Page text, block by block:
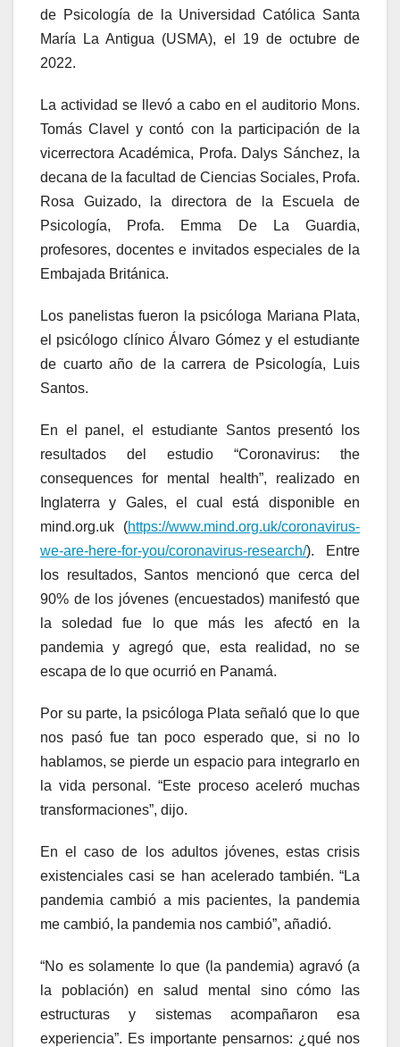
de Psicología de la Universidad Católica Santa
María La Antigua (USMA), el 19 de octubre de
2022.
La actividad se llevó a cabo en el auditorio Mons.
Tomás Clavel y contó con la participación de la
vicerrectora Académica, Profa. Dalys Sánchez, la
decana de la facultad de Ciencias Sociales, Profa.
Rosa Guizado, la directora de la Escuela de
Psicología, Profa. Emma De La Guardia,
profesores, docentes e invitados especiales de la
Embajada Británica.
Los panelistas fueron la psicóloga Mariana Plata,
el psicólogo clínico Álvaro Gómez y el estudiante
de cuarto año de la carrera de Psicología, Luis
Santos.
En el panel, el estudiante Santos presentó los
resultados del estudio “Coronavirus: the
consequences for mental health”, realizado en
Inglaterra y Gales, el cual está disponible en
mind.org.uk (https://www.mind.org.uk/coronavirus-
we-are-here-for-you/coronavirus-research/). Entre
los resultados, Santos mencionó que cerca del
90% de los jóvenes (encuestados) manifestó que
la soledad fue lo que más les afectó en la
pandemia y agregó que, esta realidad, no se
escapa de lo que ocurrió en Panamá.
Por su parte, la psicóloga Plata señaló que lo que
nos pasó fue tan poco esperado que, si no lo
hablamos, se pierde un espacio para integrarlo en
la vida personal. “Este proceso aceleró muchas
transformaciones”, dijo.
En el caso de los adultos jóvenes, estas crisis
existenciales casi se han acelerado también. “La
pandemia cambió a mis pacientes, la pandemia
me cambió, la pandemia nos cambió”, añadió.
“No es solamente lo que (la pandemia) agravó (a
la población) en salud mental sino cómo las
estructuras y sistemas acompañaron esa
experiencia”. Es importante pensarnos: ¿qué nos